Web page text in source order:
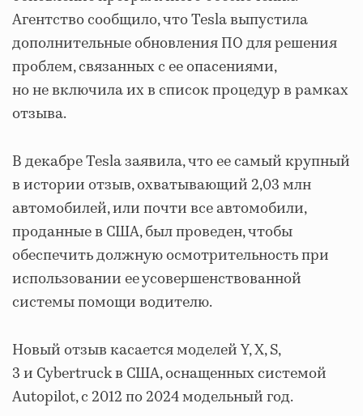
Агентство сообщило, что Tesla выпустила
дополнительные обновления ПО для решения
проблем, связанных с ее опасениями,
но не включила их в список процедур в рамках
отзыва.
В декабре Tesla заявила, что ее самый крупный
в истории отзыв, охватывающий 2,03 млн
автомобилей, или почти все автомобили,
проданные в США, был проведен, чтобы
обеспечить должную осмотрительность при
использовании ее усовершенствованной
системы помощи водителю.
Новый отзыв касается моделей Y, X, S,
3 и Cybertruck в США, оснащенных системой
Autopilot, с 2012 по 2024 модельный год.